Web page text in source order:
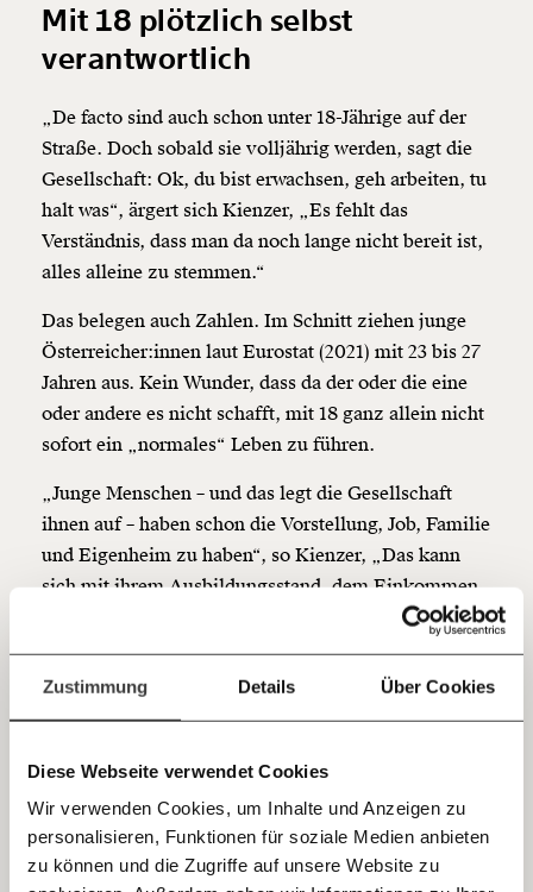
Zustimmung Details Über Cookies
Diese Webseite verwendet Cookies
Wir verwenden Cookies, um Inhalte und Anzeigen zu
personalisieren, Funktionen für soziale Medien anbieten
zu können und die Zugriffe auf unsere Website zu
Veränderung
beginnt mit Dir!
Werde
und wir können gemeinsam
unsere Wirtschaft so gestalten, dass sie für alle
funktioniert. Unsere Recherchen sind für alle frei im
Netz. Unabhängig und werbefrei. Und das wird auch
so bleiben. Kämpf’ mit uns für den Fortschritt und
unterstütze uns mit Deinem Mitgliedsbeitrag.
Du überweist lieber direkt?
Hier unsere IBAN: AT34 4300 0498 0007 6017
Kontoinhaber: Momentum Institut - Verein für
sozialen Fortschritt
Jetzt
einfach
teilen.
E-Mail
Mit 18 plötzlich selbst
verantwortlich
„De facto sind auch schon unter 18-Jährige auf der
Straße. Doch sobald sie volljährig werden, sagt die
Gesellschaft: Ok, du bist erwachsen, geh arbeiten, tu
halt was“, ärgert sich Kienzer, „Es fehlt das
Verständnis, dass man da noch lange nicht bereit ist,
alles alleine zu stemmen.“
Das belegen auch Zahlen. Im Schnitt ziehen junge
Österreicher:innen laut Eurostat (2021) mit 23 bis 27
Jahren aus. Kein Wunder, dass da der oder die eine
oder andere es nicht schafft, mit 18 ganz allein nicht
sofort ein „normales“ Leben zu führen.
„Junge Menschen – und das legt die Gesellschaft
ihnen auf – haben schon die Vorstellung, Job, Familie
und Eigenheim zu haben“, so Kienzer, „Das kann
sich mit ihrem Ausbildungsstand, dem Einkommen
und den Rahmenbedingungen nicht für alle
ausgehen. Und wohnungslose Jugendliche sieht man
kaum, weil sie sich schämen und ihre Situation oft
Die Hilfe im Juca
Aus all diesen Gründen braucht es stationäre